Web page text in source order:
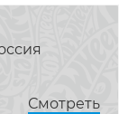
Смотреть